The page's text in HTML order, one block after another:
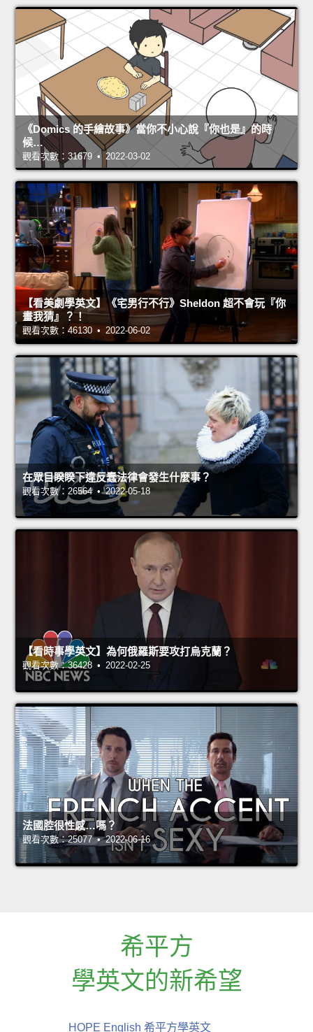
《Domics 的手繪故事》當你不小心說『你也是』的時
候…
觀看次數：31679 • 2022-03-02
【看美劇學英文】《宅男行不行》Sheldon 超不會玩『你
畫我猜』？！
觀看次數：46130 • 2022-06-02
在眾目睽睽下違反蠢法律會發生什麼事？
觀看次數：26564 • 2022-05-18
【看時事學英文】為何俄羅斯要攻打烏克蘭？
觀看次數：36428 • 2022-02-25
法國腔很性感…嗎？
觀看次數：25077 • 2022-06-16
希平方
學英文的新希望
HOPE English 希平方學英文